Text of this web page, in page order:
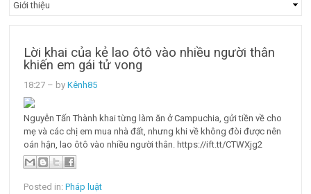
Lời khai của kẻ lao ôtô vào nhiều người thân
khiến em gái tử vong
18:27 – byKênh85
Nguyễn Tấn Thành khai từng làm ăn ở Campuchia, gửi tiền về cho
mẹ và các chị em mua nhà đất, nhưng khi về không đòi được nên
oán hận, lao ôtô vào nhiều người thân. https://ift.tt/CTWXjg2
Posted in:Pháp luật